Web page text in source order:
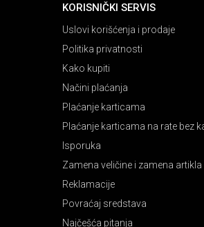
KORISNIČKI SERVIS
Uslovi korišćenja i prodaje
Politika privatnosti
Kako kupiti
Načini plaćanja
Plaćanje karticama
Plaćanje karticama na rate bez
Isporuka
Zamena veličine i zamena artikla
Reklamacije
Povraćaj sredstava
Najčešća pitanja